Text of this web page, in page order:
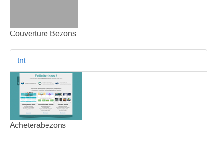
Couverture Bezons
tnt
Acheterabezons